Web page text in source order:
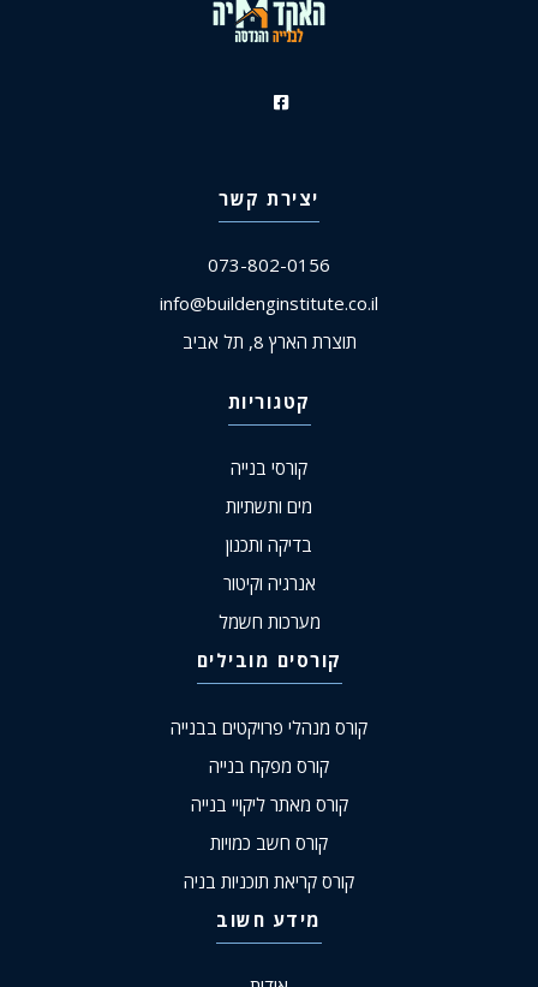
יצירת קשר
073-802-0156
info@buildenginstitute.co.il
תוצרת הארץ 8, תל אביב
קטגוריות
קורסי בנייה
מים ותשתיות
בדיקה ותכנון
אנרגיה וקיטור
מערכות חשמל
קורסים מובילים
קורס מנהלי פרויקטים בבנייה
קורס מפקח בנייה
קורס מאתר ליקויי בנייה
קורס חשב כמויות
קורס קריאת תוכניות בניה
מידע חשוב